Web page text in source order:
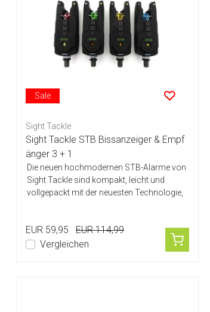
Sale
Sight Tackle
Sight Tackle STB Bissanzeiger & Empf
änger 3 + 1
Die neuen hochmodernen STB-Alarme von
Sight Tackle sind kompakt, leicht und
vollgepackt mit der neuesten Technologie,
EUR 59,95
EUR 114,99
Vergleichen